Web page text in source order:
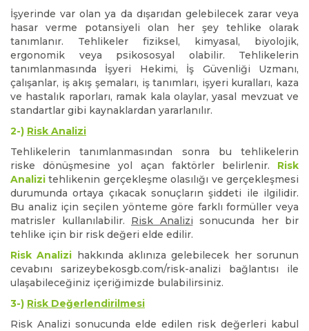
İşyerinde var olan ya da dışarıdan gelebilecek zarar veya
hasar verme potansiyeli olan her şey tehlike olarak
tanımlanır. Tehlikeler fiziksel, kimyasal, biyolojik,
ergonomik veya psikososyal olabilir. Tehlikelerin
tanımlanmasında İşyeri Hekimi, İş Güvenliği Uzmanı,
çalışanlar, iş akış şemaları, iş tanımları, işyeri kuralları, kaza
ve hastalık raporları, ramak kala olaylar, yasal mevzuat ve
standartlar gibi kaynaklardan yararlanılır.
2-) Risk Analizi
Tehlikelerin tanımlanmasından sonra bu tehlikelerin
riske dönüşmesine yol açan faktörler belirlenir. Risk
Analizi tehlikenin gerçekleşme olasılığı ve gerçekleşmesi
durumunda ortaya çıkacak sonuçların şiddeti ile ilgilidir.
Bu analiz için seçilen yönteme göre farklı formüller veya
matrisler kullanılabilir. Risk Analizi sonucunda her bir
tehlike için bir risk değeri elde edilir.
Risk Analizi hakkında aklınıza gelebilecek her sorunun
cevabını sarizeybekosgb.com/risk-analizi bağlantısı ile
ulaşabileceğiniz içeriğimizde bulabilirsiniz.
3-) Risk Değerlendirilmesi
Risk Analizi sonucunda elde edilen risk değerleri kabul